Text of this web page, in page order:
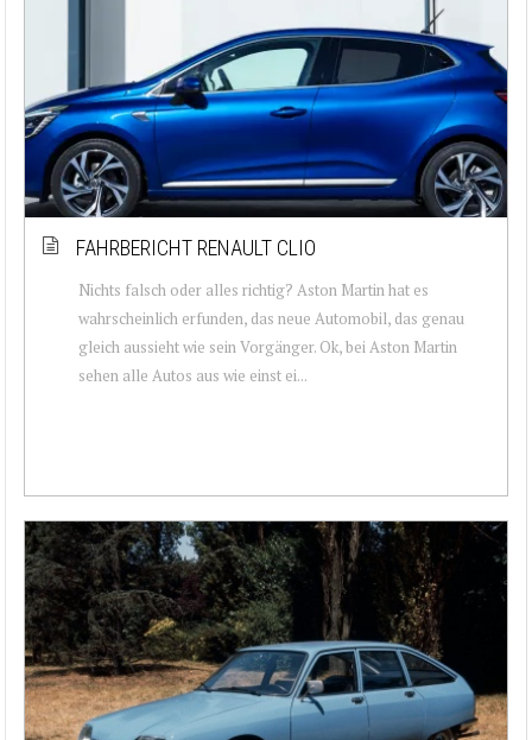
FAHRBERICHT RENAULT CLIO
Nichts falsch oder alles richtig? Aston Martin hat es
wahrscheinlich erfunden, das neue Automobil, das genau
gleich aussieht wie sein Vorgänger. Ok, bei Aston Martin
sehen alle Autos aus wie einst ei...